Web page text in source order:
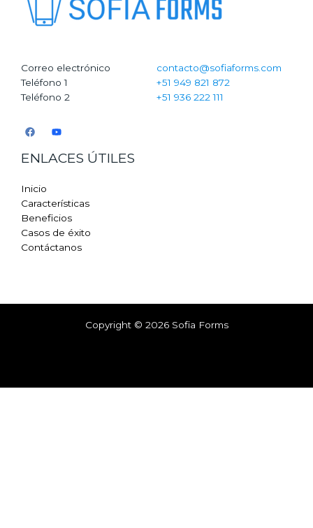
Correo electrónico
contacto@sofiaforms.com
Teléfono 1
+51 949 821 872
Teléfono 2
+51 936 222 111
ENLACES ÚTILES
Inicio
Características
Beneficios
Casos de éxito
Contáctanos
Copyright © 2026 Sofia Forms